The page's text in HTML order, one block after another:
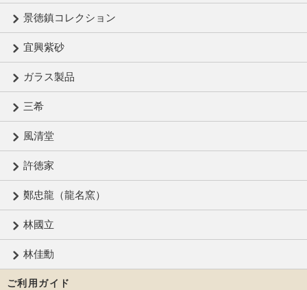
景徳鎮コレクション
宜興紫砂
ガラス製品
三希
風清堂
許徳家
鄭忠龍（龍名窯）
林國立
林佳勳
ご利用ガイド